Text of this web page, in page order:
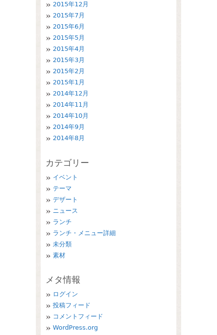
2015年12月
2015年7月
2015年6月
2015年5月
2015年4月
2015年3月
2015年2月
2015年1月
2014年12月
2014年11月
2014年10月
2014年9月
2014年8月
カテゴリー
イベント
テーマ
デザート
ニュース
ランチ
ランチ・メニュー詳細
未分類
素材
メタ情報
ログイン
投稿フィード
コメントフィード
WordPress.org